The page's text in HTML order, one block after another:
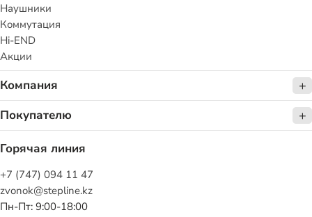
Наушники
Коммутация
Hi-END
Акции
Компания
Покупателю
Горячая линия
+7 (747) 094 11 47
zvonok@stepline.kz
Пн-Пт: 9:00-18:00